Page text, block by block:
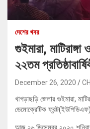
দেশের খবর
গুইমারা,
২২তম
December 26, 2020
খাগড়াছড়ি জেলার গুইমারা,
ডেমোক্রেটিক ফ্রন্ট(ইউপিডিএফ)